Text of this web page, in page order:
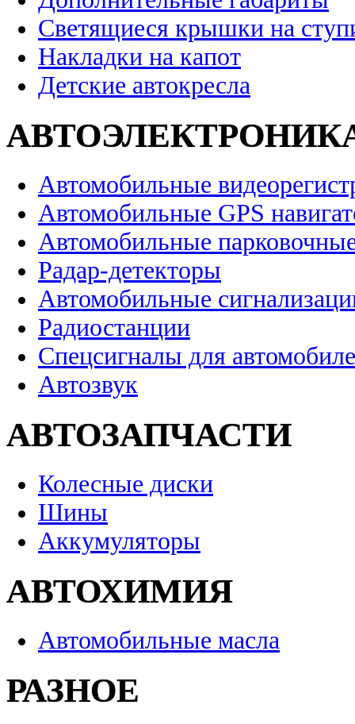
Светящиеся крышки на
Накладки на капот
Детские автокресла
Автомобильные
Автомобильные GPS
Автомобильные
Радар-детекторы
Автомобильные
Радиостанции
Спецсигналы для
Автозвук
АВТОЗАПЧАСТИ
Колесные диски
Шины
Аккумуляторы
АВТОХИМИЯ
Автомобильные масла
РАЗНОЕ